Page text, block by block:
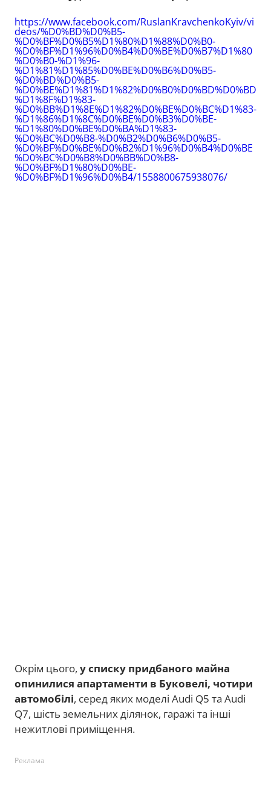
https://www.facebook.com/RuslanKravchenkoKyiv/vi
deos/%D0%BD%D0%B5-
%D0%BF%D0%B5%D1%80%D1%88%D0%B0-
%D0%BF%D1%96%D0%B4%D0%BE%D0%B7%D1%80
%D0%B0-%D1%96-
%D1%81%D1%85%D0%BE%D0%B6%D0%B5-
%D0%BD%D0%B5-
%D0%BE%D1%81%D1%82%D0%B0%D0%BD%D0%BD
%D1%8F%D1%83-
%D0%BB%D1%8E%D1%82%D0%BE%D0%BC%D1%83-
%D1%86%D1%8C%D0%BE%D0%B3%D0%BE-
%D1%80%D0%BE%D0%BA%D1%83-
%D0%BC%D0%B8-%D0%B2%D0%B6%D0%B5-
%D0%BF%D0%BE%D0%B2%D1%96%D0%B4%D0%BE
%D0%BC%D0%B8%D0%BB%D0%B8-
%D0%BF%D1%80%D0%BE-
%D0%BF%D1%96%D0%B4/1558800675938076/
Окрім цього, у списку придбаного майна
опинилися апартаменти в Буковелі, чотири
автомобілі, серед яких моделі Audi Q5 та Audi
Q7, шість земельних ділянок, гаражі та інші
нежитлові приміщення.
Реклама